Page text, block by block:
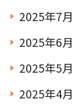
2025年7月
2025年6月
2025年5月
2025年4月